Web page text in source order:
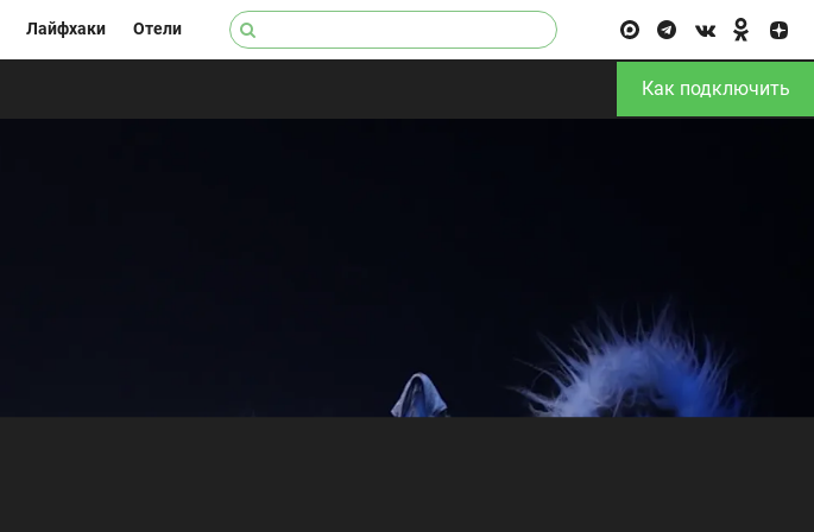
Лайфхаки Отели
Как подключить